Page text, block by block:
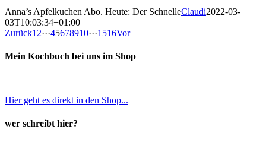
Anna’s Apfelkuchen Abo. Heute: Der SchnelleClaudi2022-03-
03T10:03:34+01:00
Zurück1 2···45678910···1516Vor
Mein Kochbuch bei uns im Shop
Hier geht es direkt in den Shop...
wer schreibt hier?